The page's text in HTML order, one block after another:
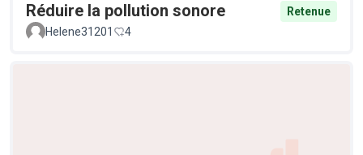
Réduire la pollution sonore
Retenue
Helene31201
4